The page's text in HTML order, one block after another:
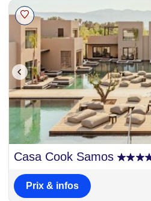
Casa Cook Samos
Prix & infos